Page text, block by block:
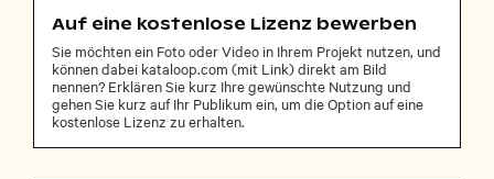
Auf eine kostenlose Lizenz bewerben
Sie möchten ein Foto oder Video in Ihrem Projekt nutzen, und
können dabei kataloop.com (mit Link) direkt am Bild
nennen? Erklären Sie kurz Ihre gewünschte Nutzung und
gehen Sie kurz auf Ihr Publikum ein, um die Option auf eine
kostenlose Lizenz zu erhalten.